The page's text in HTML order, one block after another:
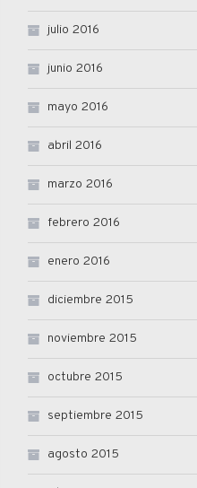
julio 2016
junio 2016
mayo 2016
abril 2016
marzo 2016
febrero 2016
enero 2016
diciembre 2015
noviembre 2015
octubre 2015
septiembre 2015
agosto 2015